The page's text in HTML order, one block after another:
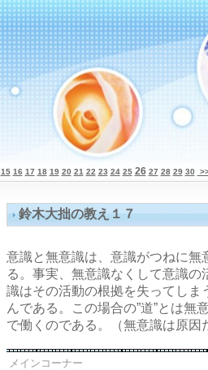
15 16 17 18 19 20 21 22 23 24 25 26 27 28 29 30
鈴木大拙の教え１７
意識と無意識は、意識がつねに無
る。事実、無意識なくして意識
識はその活動の根拠を失ってしま
んである。この場合の”道”とは無
で働くのである。（無意識は原因
メインコーナー